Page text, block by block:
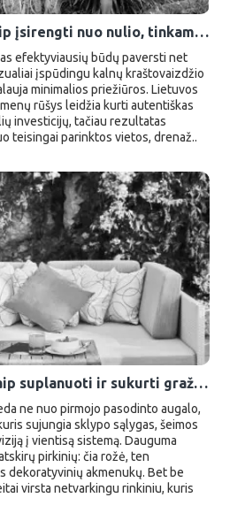
Alpinariumas: kaip įsirengti nuo nulio, tinkami augalai ir dizaino idėjos
efektyviausių būdų paversti net
įspūdingu kalnų kraštovaizdžio
minimalios priežiūros. Lietuvos
rūšys leidžia kurti autentiškas
investicijų, tačiau rezultatas
teisingai parinktos vietos, drenaž..
Sodo dizainas: kaip suplanuoti ir sukurti gražų sodą nuo nulio
ne nuo pirmojo pasodinto augalo,
sujungia sklypo sąlygas, šeimos
į vientisą sistemą. Dauguma
pirkinių: čia rožė, ten
dekoratyvinių akmenukų. Bet be
virsta netvarkingu rinkiniu, kuris